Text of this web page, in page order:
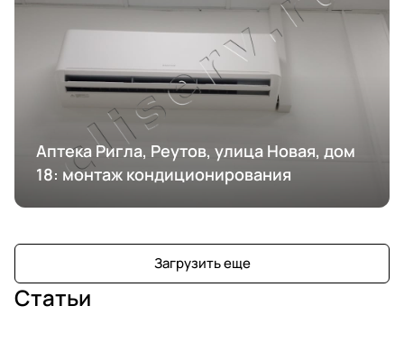
Аптека Ригла, Реутов, улица Новая, дом
18: монтаж кондиционирования
Загрузить еще
Статьи